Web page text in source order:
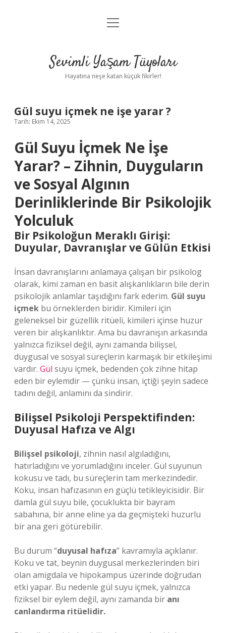
Anasayfa
Yasal Uyarı
menüyü
Sevimli Yaşam Tüyoları
Hayatına neşe katan küçük fikirler!
Gül suyu içmek ne işe yarar ?
Tarih: Ekim 14, 2025
Gül Suyu İçmek Ne İşe
Yarar? – Zihnin, Duyguların
ve Sosyal Algının
Derinliklerinde Bir Psikolojik
Yolculuk
Bir Psikoloğun Meraklı Girişi:
Duyular, Davranışlar ve Gülün Etkisi
İnsan davranışlarını anlamaya çalışan bir psikolog
olarak, kimi zaman en basit alışkanlıkların bile derin
psikolojik anlamlar taşıdığını fark ederim. Gül suyu
içmek bu örneklerden biridir. Kimileri için
geleneksel bir güzellik ritüeli, kimileri içinse huzur
veren bir alışkanlıktır. Ama bu davranışın arkasında
yalnızca fiziksel değil, aynı zamanda bilişsel,
duygusal ve sosyal süreçlerin karmaşık bir etkileşimi
vardır. Gül suyu içmek, bedenden çok zihne hitap
eden bir eylemdir — çünkü insan, içtiği şeyin sadece
tadını değil, anlamını da sindirir.
Bilişsel Psikoloji Perspektifinden:
Duyusal Hafıza ve Algı
Bilişsel psikoloji, zihnin nasıl algıladığını,
hatırladığını ve yorumladığını inceler. Gül suyunun
kokusu ve tadı, bu süreçlerin tam merkezindedir.
Koku, insan hafızasının en güçlü tetikleyicisidir. Bir
damla gül suyu bile, çocuklukta bir bayram
sabahına, bir anne eline ya da geçmişteki huzurlu
bir ana geri götürebilir.
Bu durum “duyusal hafıza” kavramıyla açıklanır.
Koku ve tat, beynin duygusal merkezlerinden biri
olan amigdala ve hipokampus üzerinde doğrudan
etki yapar. Bu nedenle gül suyu içmek, yalnızca
fiziksel bir eylem değil, aynı zamanda bir anı
canlandırma ritüelidir.